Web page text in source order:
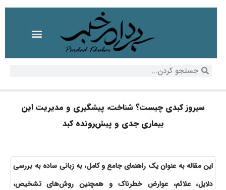
سیروز کبدی چیست؟ شناخت، پیشگیری و مدیریت این
بیماری جدی و پیش‌رونده کبد
این مقاله به عنوان یک راهنمای جامع و کامل، به زبانی ساده به بررسی
دلایل، علائم، عوارض خطرناک و همچنین روش‌های تشخیص،